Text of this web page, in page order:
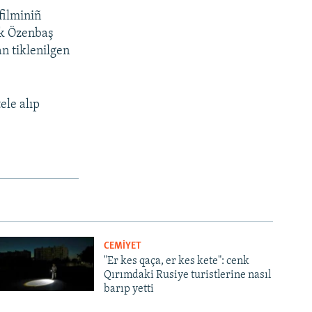
filminiñ
Özenbaş
tiklenilgen
alıp
CEMİYET
"Er kes qaça, er kes kete": cenk
Qırımdaki Rusiye turistlerine nasıl
barıp yetti